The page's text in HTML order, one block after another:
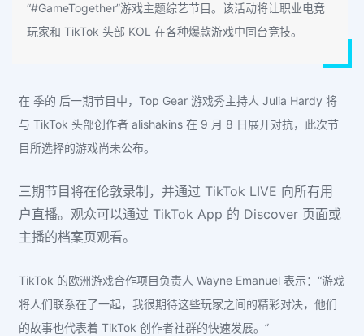
“#GameTogether”游戏主题综艺节目。该活动将让职业电竞
玩家和 TikTok 头部 KOL 在各种爆款游戏中同台竞技。
在 季的 后一期节目中，Top Gear 游戏秀主持人 Julia Hardy 将
与 TikTok 头部创作者 alishakins 在 9 月 8 日展开对抗，此次节
目所选择的游戏尚未公布。
三期节目将在伦敦录制，并通过 TikTok LIVE 向所有用
户直播。观众可以通过 TikTok App 的 Discover 页面或
主播的档案页观看。
TikTok 的欧洲游戏合作项目负责人 Wayne Emanuel 表示：“游戏
将人们联系在了一起，我很期待这些玩家之间的精彩对决，他们
的故事也代表着 TikTok 创作者社群的快速发展。”